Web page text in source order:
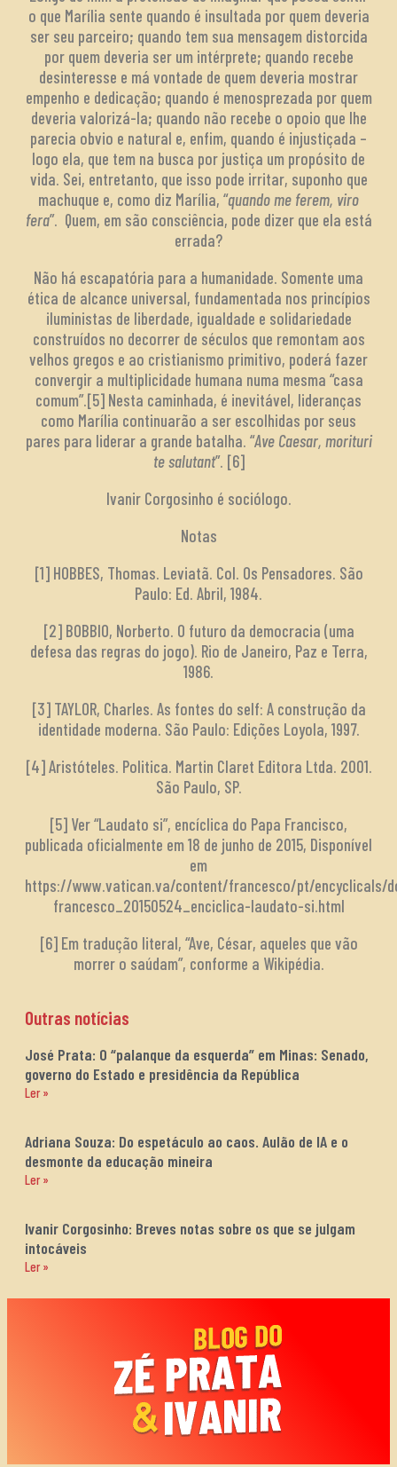
o que Marília sente quando é insultada por quem deveria
ser seu parceiro; quando tem sua mensagem distorcida
por quem deveria ser um intérprete; quando recebe
desinteresse e má vontade de quem deveria mostrar
empenho e dedicação; quando é menosprezada por quem
deveria valorizá-la; quando não recebe o opoio que lhe
parecia obvio e natural e, enfim, quando é injustiçada –
logo ela, que tem na busca por justiça um propósito de
vida. Sei, entretanto, que isso pode irritar, suponho que
machuque e, como diz Marília, “quando me ferem, viro
fera”. Quem, em são consciência, pode dizer que ela está
errada?
Não há escapatória para a humanidade. Somente uma
ética de alcance universal, fundamentada nos princípios
iluministas de liberdade, igualdade e solidariedade
construídos no decorrer de séculos que remontam aos
velhos gregos e ao cristianismo primitivo, poderá fazer
convergir a multiplicidade humana numa mesma “casa
comum”.[5] Nesta caminhada, é inevitável, lideranças
como Marília continuarão a ser escolhidas por seus
pares para liderar a grande batalha. “Ave Caesar, morituri
te salutant”. [6]
Ivanir Corgosinho é sociólogo.
Notas
[1] HOBBES, Thomas. Leviatã. Col. Os Pensadores. São
Paulo: Ed. Abril, 1984.
[2] BOBBIO, Norberto. O futuro da democracia (uma
defesa das regras do jogo). Rio de Janeiro, Paz e Terra,
1986.
[3] TAYLOR, Charles. As fontes do self: A construção da
identidade moderna. São Paulo: Edições Loyola, 1997.
[4] Aristóteles. Politica. Martin Claret Editora Ltda. 2001.
São Paulo, SP.
[5] Ver “Laudato si”, encíclica do Papa Francisco,
publicada oficialmente em 18 de junho de 2015, Disponível
em
https://www.vatican.va/content/francesco/pt/encyclicals/
francesco_20150524_enciclica-laudato-si.html
[6] Em tradução literal, “Ave, César, aqueles que vão
morrer o saúdam”, conforme a Wikipédia.
Outras notícias
José Prata: O “palanque da esquerda” em Minas: Senado,
governo do Estado e presidência da República
Ler »
Adriana Souza: Do espetáculo ao caos. Aulão de IA e o
desmonte da educação mineira
Ler »
Ivanir Corgosinho: Breves notas sobre os que se julgam
intocáveis
Ler »